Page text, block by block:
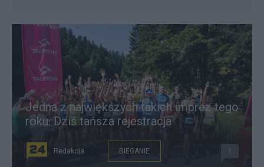
Jedna z największych takich imprez tego
roku. Dziś tańsza rejestracja
Redakcja BIEGANIE 1